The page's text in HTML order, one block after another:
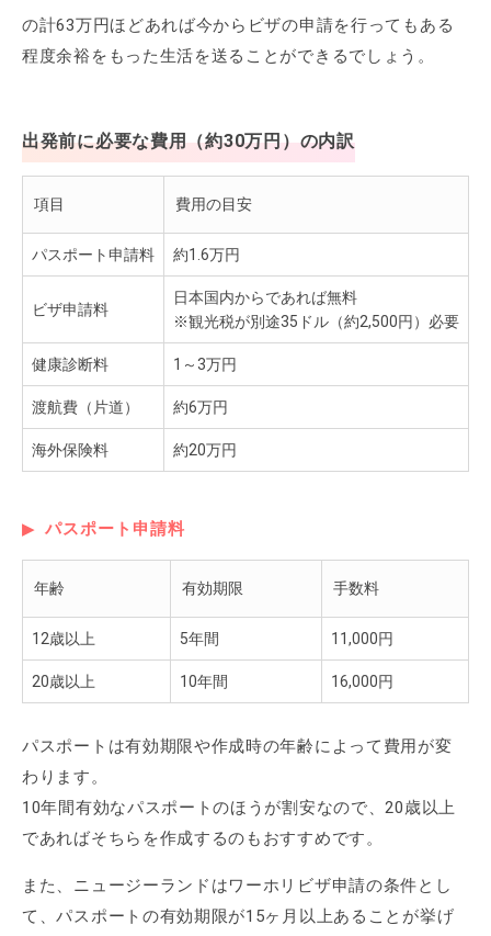
の計63万円ほどあれば今からビザの申請を行ってもある
程度余裕をもった生活を送ることができるでしょう。
出発前に必要な費用（約30万円）の内訳
項目 費用の目安
パスポート申請料 約1.6万円
ビザ申請料
日本国内からであれば無料
※観光税が別途35ドル（約2,500円）必要
健康診断料 1～3万円
渡航費（片道） 約6万円
海外保険料 約20万円
パスポート申請料
年齢 有効期限 手数料
12歳以上 5年間 11,000円
20歳以上 10年間 16,000円
パスポートは有効期限や作成時の年齢によって費用が変
わります。
10年間有効なパスポートのほうが割安なので、20歳以上
であればそちらを作成するのもおすすめです。
また、ニュージーランドはワーホリビザ申請の条件とし
て、パスポートの有効期限が15ヶ月以上あることが挙げ